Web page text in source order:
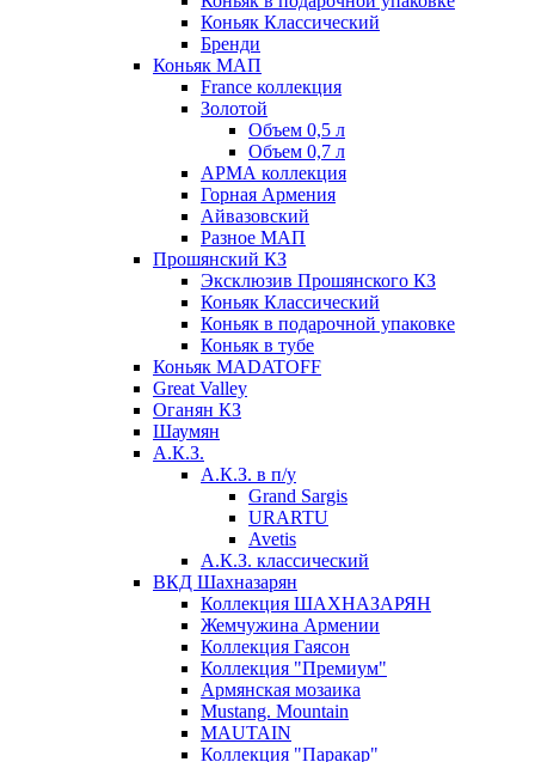
Коньяк Классический
Бренди
Коньяк МАП
France коллекция
Золотой
Объем 0,5 л
Объем 0,7 л
АРМА коллекция
Горная Армения
Айвазовский
Разное МАП
Прошянский КЗ
Эксклюзив Прошянского КЗ
Коньяк Классический
Коньяк в подарочной упаковке
Коньяк в тубе
Коньяк MADATOFF
Great Valley
Оганян КЗ
Шаумян
А.К.З.
А.К.З. в п/у
Grand Sargis
URARTU
Avetis
А.К.З. классический
ВКД Шахназарян
Коллекция ШАХНАЗАРЯН
Жемчужина Армении
Коллекция Гаясон
Коллекция "Премиум"
Армянская мозаика
Mustang. Mountain
MAUTAIN
Коллекция "Паракар"